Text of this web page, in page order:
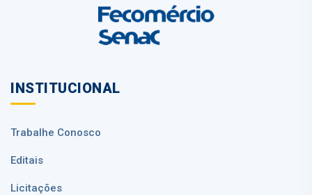
INSTITUCIONAL
Trabalhe Conosco
Editais
Licitações